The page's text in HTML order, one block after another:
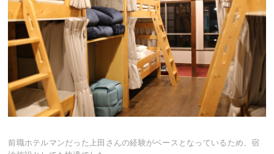
前職ホテルマンだった上田さんの経験がベースとなっているため、宿